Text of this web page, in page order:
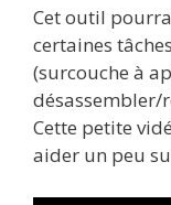
Cet outil
certaines
(surcouche à
désassembler/
Cette petite
aider un peu